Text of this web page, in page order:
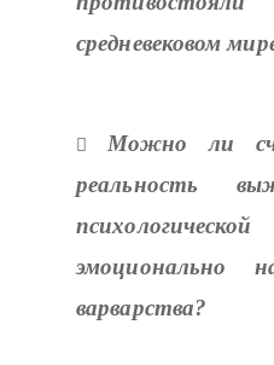
средневековом
 Можно ли
реальность
эмоционально
варварства?